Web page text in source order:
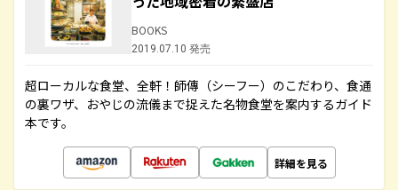
BOOKS
2019.07.10 発売
超ローカルな食堂、全軒！師傳（シーフー）のこだわり、食通
の裏ワザ、おやじの流儀まで捉えた名物食堂を案内するガイド
本です。
詳細を見る